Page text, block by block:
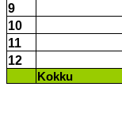
9
10
11
12
Kokku